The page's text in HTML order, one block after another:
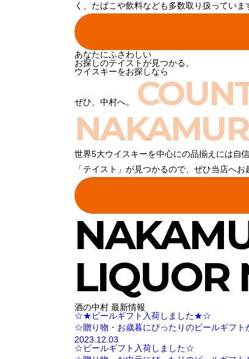
く、たばこや飲料なども多数取り扱ってい
あなたにふさわしい
お探しのテイストが見つかる。
ウイスキーをお探しなら
ぜひ、中村へ。
世界5大ウイスキーを中心にの品揃えには自
「テイスト」が見つかるので、ぜひ当店へお
LIQUOR
酒の中村 最新情報
☆★ビールギフト入荷しました★☆
☆贈り物・お歳暮にぴったりのビールギフ
2023.12.03
☆ビールギフト入荷しました☆